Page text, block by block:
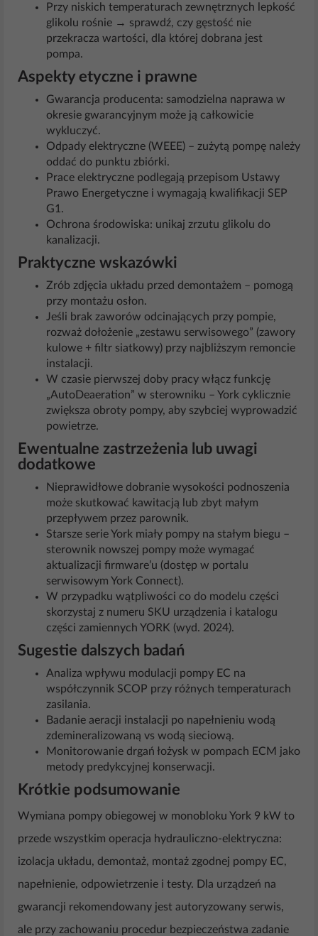
Przy niskich temperaturach zewnętrznych lepkość
glikolu rośnie → sprawdź, czy gęstość nie
przekracza wartości, dla której dobrana jest
pompa.
Aspekty etyczne i prawne
Gwarancja producenta: samodzielna naprawa w
okresie gwarancyjnym może ją całkowicie
wykluczyć.
Odpady elektryczne (WEEE) – zużytą pompę należy
oddać do punktu zbiórki.
Prace elektryczne podlegają przepisom Ustawy
Prawo Energetyczne i wymagają kwalifikacji SEP
G1.
Ochrona środowiska: unikaj zrzutu glikolu do
kanalizacji.
Praktyczne wskazówki
Zrób zdjęcia układu przed demontażem – pomogą
przy montażu osłon.
Jeśli brak zaworów odcinających przy pompie,
rozważ dołożenie „zestawu serwisowego” (zawory
kulowe + filtr siatkowy) przy najbliższym remoncie
instalacji.
W czasie pierwszej doby pracy włącz funkcję
„AutoDeaeration” w sterowniku – York cyklicznie
zwiększa obroty pompy, aby szybciej wyprowadzić
powietrze.
Ewentualne zastrzeżenia lub uwagi
dodatkowe
Nieprawidłowe dobranie wysokości podnoszenia
może skutkować kawitacją lub zbyt małym
przepływem przez parownik.
Starsze serie York miały pompy na stałym biegu –
sterownik nowszej pompy może wymagać
aktualizacji firmware’u (dostęp w portalu
serwisowym York Connect).
W przypadku wątpliwości co do modelu części
skorzystaj z numeru SKU urządzenia i katalogu
części zamiennych YORK (wyd. 2024).
Sugestie dalszych badań
Analiza wpływu modulacji pompy EC na
współczynnik SCOP przy różnych temperaturach
zasilania.
Badanie aeracji instalacji po napełnieniu wodą
zdemineralizowaną vs wodą sieciową.
Monitorowanie drgań łożysk w pompach ECM jako
metody predykcyjnej konserwacji.
Krótkie podsumowanie
Wymiana pompy obiegowej w monobloku York 9 kW to
przede wszystkim operacja hydrauliczno-elektryczna:
izolacja układu, demontaż, montaż zgodnej pompy EC,
napełnienie, odpowietrzenie i testy. Dla urządzeń na
gwarancji rekomendowany jest autoryzowany serwis,
ale przy zachowaniu procedur bezpieczeństwa zadanie